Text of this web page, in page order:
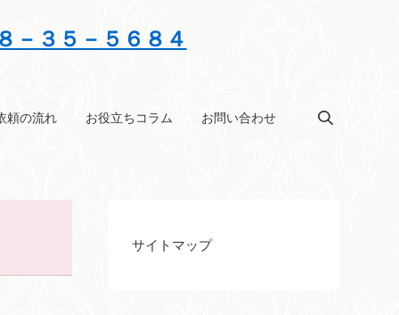
－３５－５６８４
頼の流れ お役立ちコラム お問い合わせ
サイトマップ